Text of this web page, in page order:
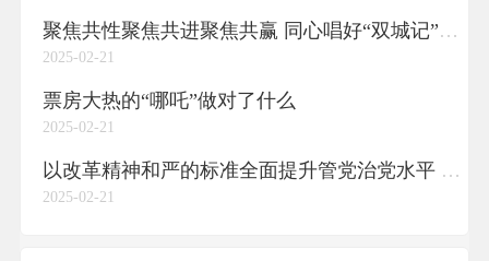
聚焦共性聚焦共进聚焦共赢 同心唱好“双城记”服务共建“经济圈”
2025-02-21
票房大热的“哪吒”做对了什么
2025-02-21
以改革精神和严的标准全面提升管党治党水平 为建设新时代城市党建新高地提供坚强保障
2025-02-21